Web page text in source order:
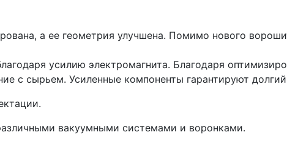
а ее геометрия улучшена. Помимо нового
усилию электромагнита. Благодаря
с сырьем. Усиленные компоненты гарантируют
вакуумными системами и воронками.